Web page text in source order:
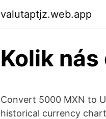
valutaptjz.web.app
Kolik
Convert 5000 MXN to
historical currency